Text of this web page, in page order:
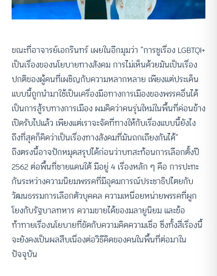
ขณะที่อาจารย์เอกรินทร์ เผยในอีกมุมว่า “การชูเรื่อง LGBTQI+
เป็นเรื่องของนโยบายทางสังคม การไม่เห็นด้วยมันเป็นเรื่อง
ปกติของผู้คนที่เผชิญกับความหลากหลาย เพียงแต่ประเด็น
แบบนี้ถูกนำมาใช้เป็นเครื่องมือทางการเมืองของพรรคอื่นได้
เป็นการสู้รบทางการเมือง ผมคิดว่าคนรุ่นใหม่ในพื้นที่ค่อนข้าง
เปิดรับไปแล้ว เพียงแต่เราจะจัดที่ทางให้กับเรื่องแบบนี้ยังไง
ถึงที่สุดก็คิดว่าเป็นเรื่องทางสังคมที่มันถกเถียงกันได้”
ถึงตรงนี้อาจปักหมุดสรุปได้ก่อนว่าบทสะท้อนการเลือกตั้งปี
2562 ต่อพื้นที่ชายแดนใต้ มีอยู่ 4 เรื่องหลัก ๆ คือ การปะทะ
กันระหว่างความนิยมพรรคที่มีอุดมการณ์ประชาธิปไตยกับ
วัฒนธรรมการเลือกตัวบุคคล ความเหนื่อยหน่ายพรรคที่ผูก
โยงกับรัฐบาลทหาร ความขายได้ของมลายูนิยม และข้อ
ท้าทายเรื่องนโยบายที่ขัดกับความคิดความเชื่อ ซึ่งทั้งสี่เรื่องนี้
จะยังคงเป็นผลสืบเนื่องต่อวิธีคิดของคนในพื้นที่ต่อมาใน
ปัจจุบัน